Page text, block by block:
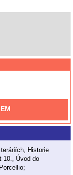
Historie
10., Úvod do